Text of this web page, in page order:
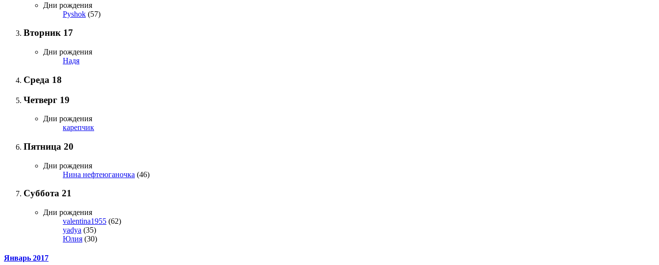
Дни рождения
Pyshok (57)
Вторник 17
Дни рождения
Надя
Среда 18
Четверг 19
Дни рождения
карепчик
Пятница 20
Дни рождения
Нина нефтеюганочка (46)
Суббота 21
Дни рождения
valentina1955 (62)
yadya (35)
Юлия (30)
Январь 2017